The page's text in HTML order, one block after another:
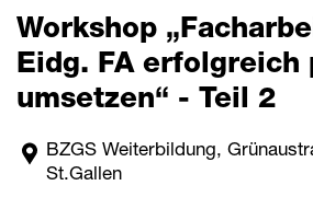
Workshop
Eidg. FA erfolgreich
umsetzen“ - Teil 2
BZGS Weiterbildung,
St.Gallen